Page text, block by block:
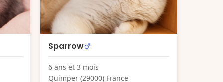
Sparrow
6 ans et 3 mois
Quimper (29000) France